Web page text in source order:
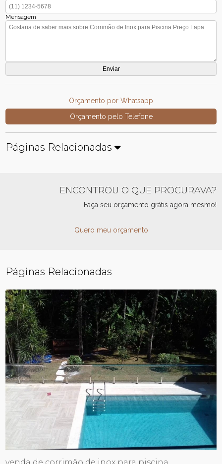
Mensagem
Orçamento por Whatsapp
Orçamento pelo Telefone
Páginas Relacionadas
ENCONTROU O QUE PROCURAVA?
Faça seu orçamento grátis agora mesmo!
Quero meu orçamento
Páginas Relacionadas